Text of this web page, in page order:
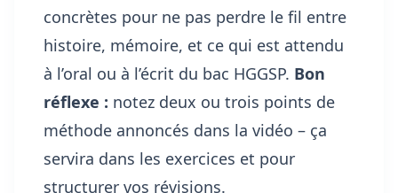
concrètes pour ne pas perdre le fil entre
histoire, mémoire, et ce qui est attendu
à l’oral ou à l’écrit du bac HGGSP. Bon
réflexe : notez deux ou trois points de
méthode annoncés dans la vidéo – ça
servira dans les exercices et pour
structurer vos révisions.